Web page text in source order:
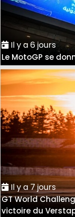
Il y a 6 jours
Le MotoGP se
Il y a 7 jours
GT World
victoire du